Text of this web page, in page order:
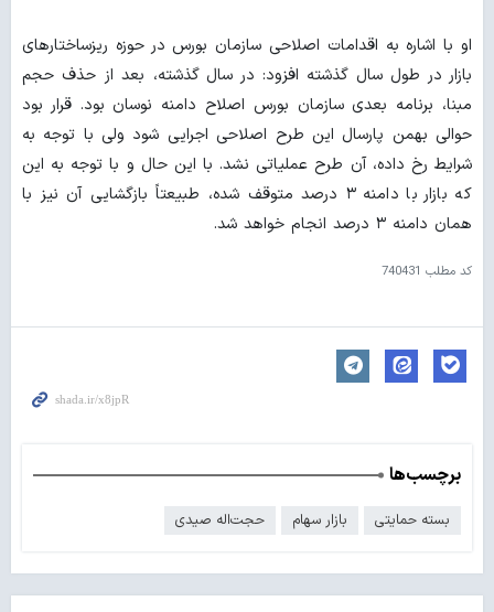
او با اشاره به اقدامات اصلاحی سازمان بورس در حوزه ریزساختارهای
بازار در طول سال گذشته افزود: در سال گذشته، بعد از حذف حجم
مبنا، برنامه بعدی سازمان بورس اصلاح دامنه نوسان بود. قرار بود
حوالی بهمن‌ پارسال این طرح اصلاحی اجرایی شود ولی با توجه به
شرایط رخ داده، آن طرح عملیاتی نشد. با این حال و با توجه به این
که بازار با دامنه ۳ درصد متوقف شده، طبیعتاً بازگشایی آن نیز با
همان دامنه ۳ درصد انجام خواهد شد.
کد مطلب 740431
برچسب‌ها
بسته حمایتی بازار سهام حجت‌اله صیدی